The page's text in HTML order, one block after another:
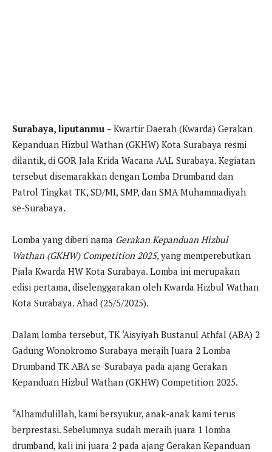
Surabaya, liputanmu – Kwartir Daerah (Kwarda) Gerakan
Kepanduan Hizbul Wathan (GKHW) Kota Surabaya resmi
dilantik, di GOR Jala Krida Wacana AAL Surabaya. Kegiatan
tersebut disemarakkan dengan Lomba Drumband dan
Patrol Tingkat TK, SD/MI, SMP, dan SMA Muhammadiyah
se-Surabaya.
Lomba yang diberi nama Gerakan Kepanduan Hizbul
Wathan (GKHW) Competition 2025,yang memperebutkan
Piala Kwarda HW Kota Surabaya. Lomba ini merupakan
edisi pertama, diselenggarakan oleh Kwarda Hizbul Wathan
Kota Surabaya. Ahad (25/5/2025).
Dalam lomba tersebut, TK ‘Aisyiyah Bustanul Athfal (ABA) 2
Gadung Wonokromo Surabaya meraih Juara 2 Lomba
Drumband TK ABA se-Surabaya pada ajang Gerakan
Kepanduan Hizbul Wathan (GKHW) Competition 2025.
“Alhamdulillah, kami bersyukur, anak-anak kami terus
berprestasi. Sebelumnya sudah meraih juara 1 lomba
drumband, kali ini juara 2 pada ajang Gerakan Kepanduan